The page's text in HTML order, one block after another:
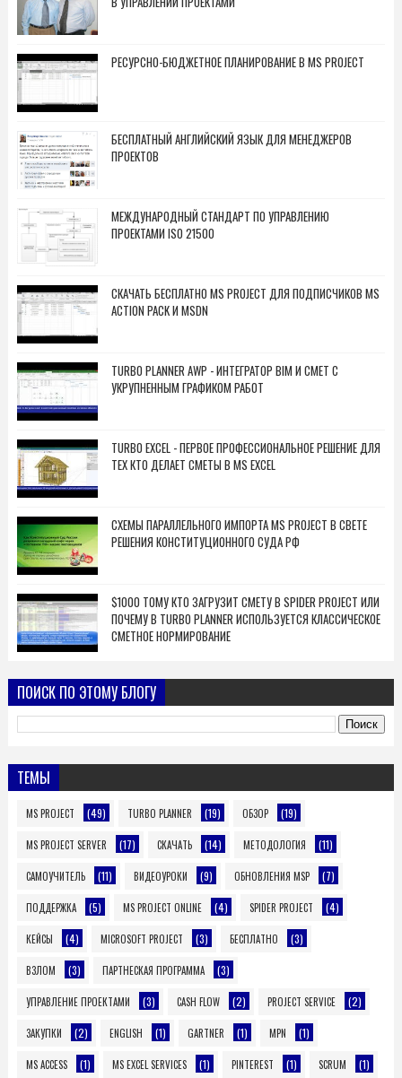
РЕСУРСНО-БЮДЖЕТНОЕ ПЛАНИРОВАНИЕ В MS PROJECT
БЕСПЛАТНЫЙ АНГЛИЙСКИЙ ЯЗЫК ДЛЯ МЕНЕДЖЕРОВ
ПРОЕКТОВ
МЕЖДУНАРОДНЫЙ СТАНДАРТ ПО УПРАВЛЕНИЮ
ПРОЕКТАМИ ISO 21500
СКАЧАТЬ БЕСПЛАТНО MS PROJECT ДЛЯ ПОДПИСЧИКОВ MS
ACTION PACK И MSDN
TURBO PLANNER AWP - ИНТЕГРАТОР BIM И СМЕТ С
УКРУПНЕННЫМ ГРАФИКОМ РАБОТ
TURBO EXCEL - ПЕРВОЕ ПРОФЕССИОНАЛЬНОЕ РЕШЕНИЕ ДЛЯ
ТЕХ КТО ДЕЛАЕТ СМЕТЫ В MS EXCEL
СХЕМЫ ПАРАЛЛЕЛЬНОГО ИМПОРТА MS PROJECT В СВЕТЕ
РЕШЕНИЯ КОНСТИТУЦИОННОГО СУДА РФ
$1000 ТОМУ КТО ЗАГРУЗИТ СМЕТУ В SPIDER PROJECT ИЛИ
ПОЧЕМУ В TURBO PLANNER ИСПОЛЬЗУЕТСЯ КЛАССИЧЕСКОЕ
СМЕТНОЕ НОРМИРОВАНИЕ
ПОИСК ПО ЭТОМУ БЛОГУ
ТЕМЫ
MS PROJECT (49) TURBO PLANNER (19) ОБЗОР (19)
MS PROJECT SERVER (17) СКАЧАТЬ (14) МЕТОДОЛОГИЯ (11)
САМОУЧИТЕЛЬ (11) ВИДЕОУРОКИ (9) ОБНОВЛЕНИЯ MSP (7)
ПОДДЕРЖКА (5) MS PROJECT ONLINE (4) SPIDER PROJECT (4)
КЕЙСЫ (4) MICROSOFT PROJECT (3) БЕСПЛАТНО (3)
ВЗЛОМ (3) ПАРТНЕСКАЯ ПРОГРАММА (3)
УПРАВЛЕНИЕ ПРОЕКТАМИ (3) CASH FLOW (2) PROJECT SERVICE (2)
ЗАКУПКИ (2) ENGLISH (1) GARTNER (1) MPN (1)
MS ACCESS (1) MS EXCEL SERVICES (1) PINTEREST (1) SCRUM (1)